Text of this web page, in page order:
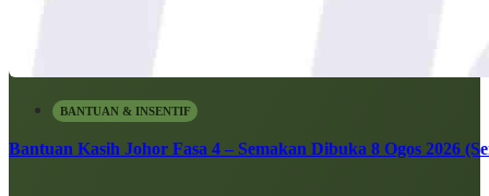
BANTUAN & INSENTIF
Bantuan Kasih Johor Fasa 4 – Semakan Dibuka 8 Ogos 2026